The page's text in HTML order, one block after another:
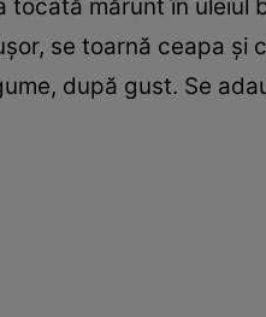
tocată mărunt în
se toarnă ceapa
după gust. Se